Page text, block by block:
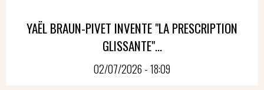
YAËL BRAUN-PIVET INVENTE "LA PRESCRIPTION
GLISSANTE"...
02/07/2026 - 18:09